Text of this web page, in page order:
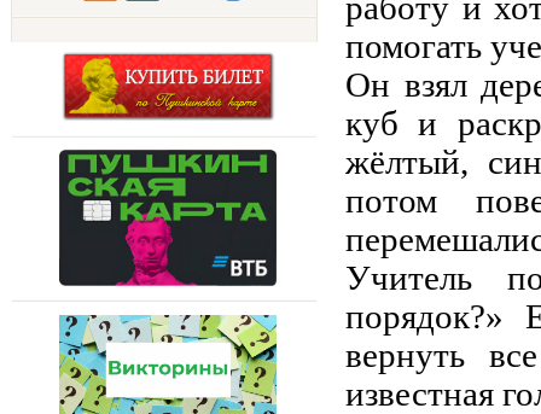
помогать
Он взял
куб и
жёлтый,
потом
Учитель
порядок?»
вернуть
известная